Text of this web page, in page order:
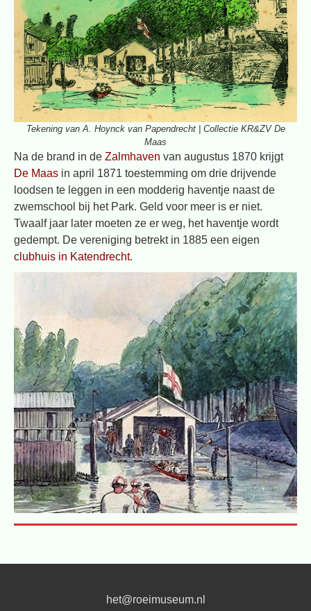
Tekening van A. Hoynck van Papendrecht | Collectie KR&ZV De
Maas
Na de brand in de Zalmhaven van augustus 1870 krijgt
De Maas in april 1871 toestemming om drie drijvende
loodsen te leggen in een modderig haventje naast de
zwemschool bij het Park. Geld voor meer is er niet.
Twaalf jaar later moeten ze er weg, het haventje wordt
gedempt. De vereniging betrekt in 1885 een eigen
clubhuis in Katendrecht.
het@roeimuseum.nl